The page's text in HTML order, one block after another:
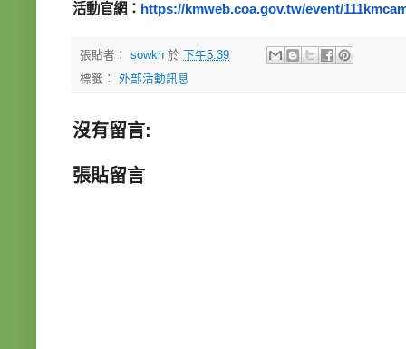
活動官網 ： https://kmweb.coa.gov.tw/event/
張貼者： sowkh 於 下午5:39
標籤： 外部活動訊息
沒有留言:
張貼留言